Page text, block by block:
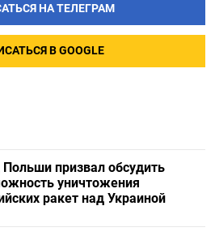
НА ТЕЛЕГРАМ
В GOOGLE
призвал обсудить
уничтожения
ракет над Украиной